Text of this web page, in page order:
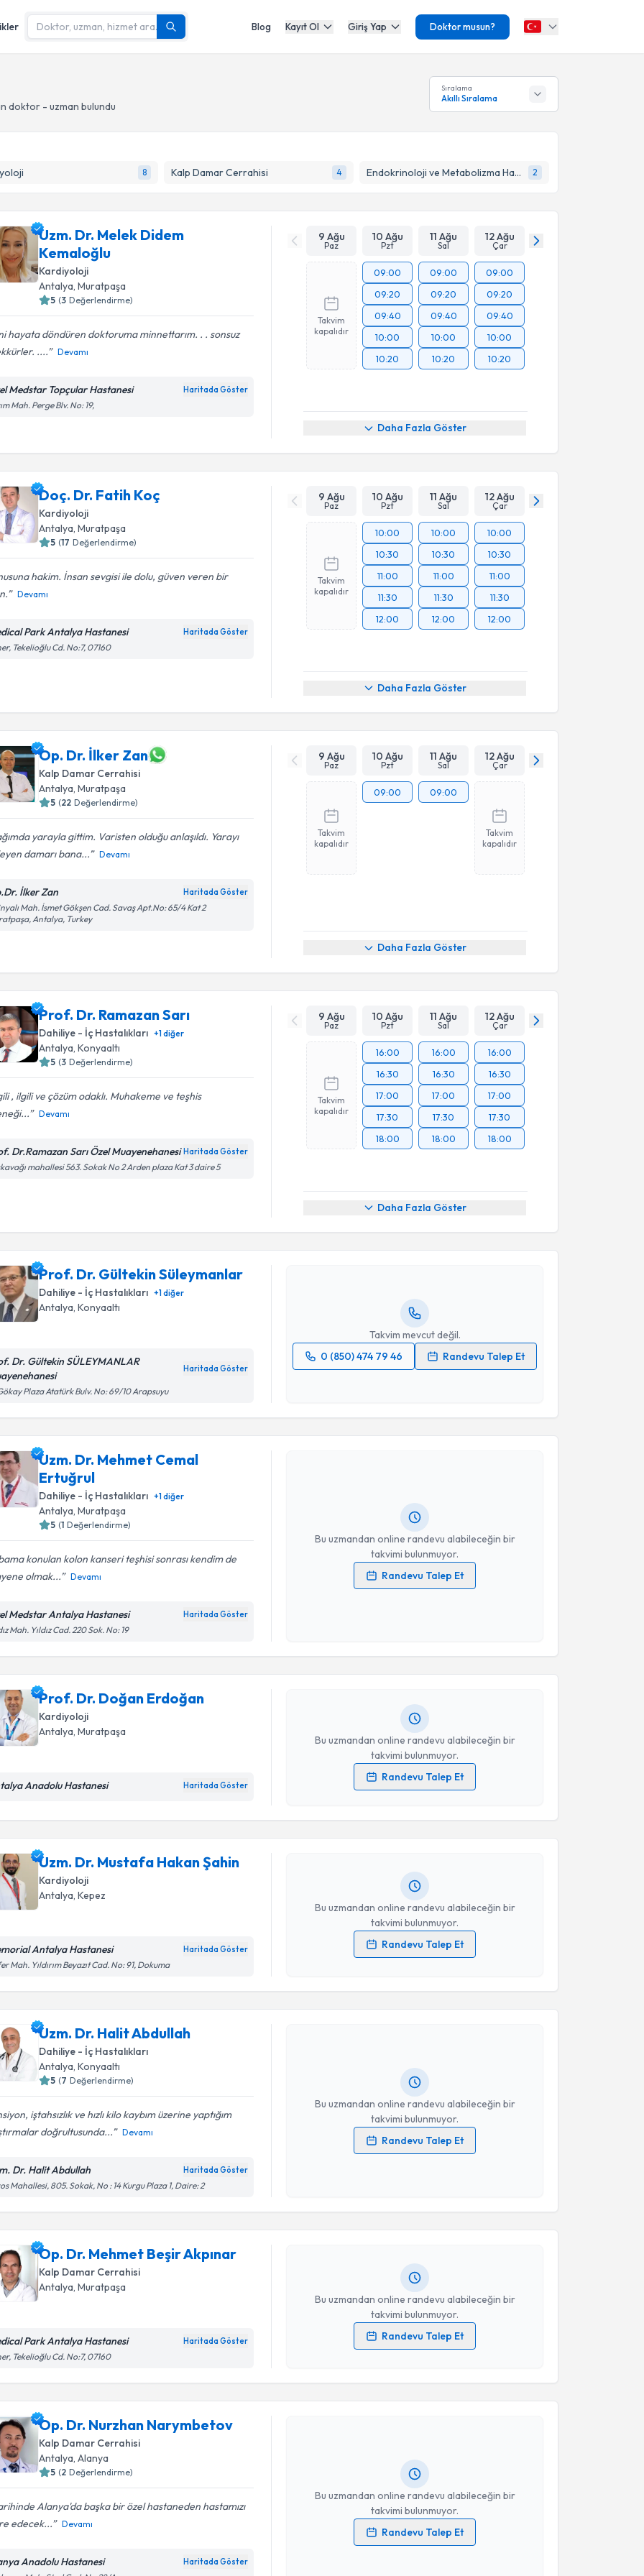
Blog Kayıt Ol Giriş Yap Doktor musun?
doktor - uzman bulundu
Sıralama
Akıllı Sıralama
8 Kalp Damar Cerrahisi 4 Endokrinoloji ve Metabolizma Hastalıkları 2
Uzm. Dr. Melek Didem
Kemaloğlu
Kardiyoloji
Antalya, Muratpaşa
5 (3 Değerlendirme)
hayata döndüren doktoruma minnettarım. . . sonsuz
....
Devamı
Medstar Topçular Hastanesi Haritada Göster
Mah. Perge Blv. No: 19,
9 Ağu
Paz
10 Ağu
Pzt
11 Ağu
Sal
12 Ağu
Çar
Takvim
kapalıdır
09:00
09:20
09:40
10:00
10:20
09:00
09:20
09:40
10:00
10:20
09:00
09:20
09:40
10:00
10:20
Daha Fazla Göster
Doç. Dr. Fatih Koç
Kardiyoloji
Antalya , Muratpaşa
5 (17 Değerlendirme)
hakim. İnsan sevgisi ile dolu, güven veren bir
Devamı
Park Antalya Hastanesi Haritada Göster
Tekelioğlu Cd. No:7, 07160
9 Ağu
Paz
10 Ağu
Pzt
11 Ağu
Sal
12 Ağu
Çar
Takvim
kapalıdır
10:00
10:30
11:00
11:30
12:00
10:00
10:30
11:00
11:30
12:00
10:00
10:30
11:00
11:30
12:00
Daha Fazla Göster
Op. Dr. İlker Zan
Kalp Damar Cerrahisi
Antalya, Muratpaşa
5 (22 Değerlendirme)
yarayla gittim. Varisten olduğu anlaşıldı. Yarayı
damarı bana...
Devamı
İlker Zan Haritada Göster
Mah. İsmet Gökşen Cad. Savaş Apt.No: 65/4 Kat 2
Antalya, Turkey
9 Ağu
Paz
10 Ağu
Pzt
11 Ağu
Sal
12 Ağu
Çar
Takvim
kapalıdır
09:00 09:00
Takvim
kapalıdır
Daha Fazla Göster
Prof. Dr. Ramazan Sarı
Dahiliye - İç Hastalıkları +1diğer
Antalya , Konyaaltı
5 (3 Değerlendirme)
, ilgili ve çözüm odaklı. Muhakeme ve teşhis
Devamı
Dr.Ramazan Sarı Özel Muayenehanesi Haritada Göster
mahallesi 563. Sokak No 2 Arden plaza Kat 3 daire 5
9 Ağu
Paz
10 Ağu
Pzt
11 Ağu
Sal
12 Ağu
Çar
Takvim
kapalıdır
16:00
16:30
17:00
17:30
18:00
16:00
16:30
17:00
17:30
18:00
16:00
16:30
17:00
17:30
18:00
Daha Fazla Göster
Prof. Dr. Gültekin Süleymanlar
Dahiliye - İç Hastalıkları +1diğer
Antalya, Konyaaltı
Dr. Gültekin SÜLEYMANLAR
Haritada Göster
Plaza Atatürk Bulv. No: 69/10 Arapsuyu
Takvim mevcut değil.
0 (850) 474 79 46
Randevu Talep Et
Randevu Takvimi Talebi
Prof. Dr. Gültekin Süleymanlariçin randevu takvimi talebi
oluşturun. Size bu uzmandan randevu almanız için bir takvim
Uzm. Dr. Mehmet Cemal
Ertuğrul
Dahiliye - İç Hastalıkları +1diğer
Antalya, Muratpaşa
5 (1 Değerlendirme)
konulan kolon kanseri teşhisi sonrası kendim de
olmak...
Devamı
Medstar Antalya Hastanesi Haritada Göster
Mah. Yıldız Cad. 220 Sok. No: 19
Bu uzmandan online randevu alabileceğin bir
takvimi bulunmuyor.
Randevu Talep Et
Randevu Takvimi Talebi
Kişisel verilerimin işlenmesine ilişkinAydınlatma Metni
Prof. Dr. Doğan Erdoğan
Kardiyoloji
Antalya, Muratpaşa
Anadolu Hastanesi Haritada Göster
Bu uzmandan online randevu alabileceğin bir
takvimi bulunmuyor.
Randevu Talep Et
Size bu uzmandan randevu almanız için bir takvim
hazırlandığında e-posta ile bilgilendireceğiz.
Kişisel verilerimin işlenmesine ilişkinAydınlatma Metni
işlenmesini kabul ediyorum.
Uzm. Dr. Mustafa Hakan Şahin
Kardiyoloji
Antalya, Kepez
Antalya Hastanesi Haritada Göster
Mah. Yıldırım Beyazıt Cad. No: 91, Dokuma
Bu uzmandan online randevu alabileceğin bir
takvimi bulunmuyor.
Randevu Talep Et
Randevu Takvimi Talebi
Kişisel verilerimin işlenmesine ilişkinAydınlatma Metni
işlenmesini kabul ediyorum.
Uzm. Dr. Halit Abdullah
Dahiliye - İç Hastalıkları
Antalya, Konyaaltı
5 (7 Değerlendirme)
iştahsızlık ve hızlı kilo kaybım üzerine yaptığım
doğrultusunda...
Devamı
Dr. Halit Abdullah Haritada Göster
Mahallesi, 805. Sokak, No : 14 Kurgu Plaza 1, Daire: 2
Bu uzmandan online randevu alabileceğin bir
takvimi bulunmuyor.
Randevu Talep Et
Randevu Takvimi Talebi
Uzm. Dr. Halit Abdullah
Kişisel verilerimin işlenmesine ilişkinAydınlatma Metni
Takvim Talebini Gönder
Op. Dr. Mehmet Beşir Akpınar
Kalp Damar Cerrahisi
Antalya, Muratpaşa
Park Antalya Hastanesi Haritada Göster
Tekelioğlu Cd. No:7, 07160
Bu uzmandan online randevu alabileceğin bir
takvimi bulunmuyor.
Randevu Talep Et
Kişisel verilerimin işlenmesine ilişkinAydınlatma Metni
işlenmesini kabul ediyorum.
Op. Dr. Nurzhan Narymbetov
Kalp Damar Cerrahisi
Antalya, Alanya
5 (2 Değerlendirme)
Alanya'da başka bir özel hastaneden hastamızı
edecek...
Devamı
Anadolu Hastanesi Haritada Göster
Bu uzmandan online randevu alabileceğin bir
takvimi bulunmuyor.
Randevu Talep Et
Randevu Takvimi Talebi
Op. Dr. Nurzhan Narymbetov
Kişisel verilerimin işlenmesine ilişkinAydınlatma Metni